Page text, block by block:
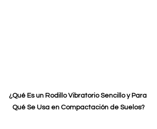
¿Qué Es un Rodillo Vibratorio Sencillo y Para
Qué Se Usa en Compactación de Suelos?